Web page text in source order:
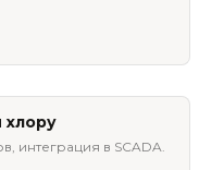
хлору
интеграция в SCADA.